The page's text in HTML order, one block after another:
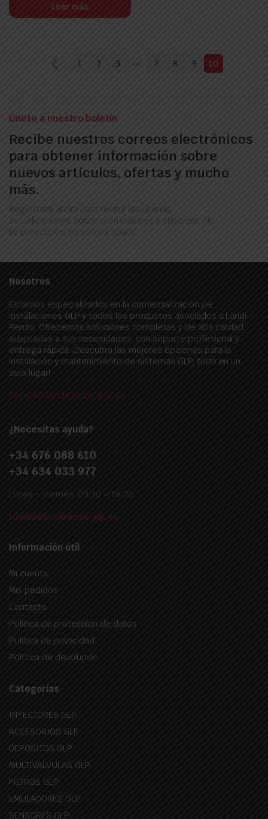
Leer más
1 2 3 … 7 8 9 10
Únete a nuestro boletín
Recibe nuestros correos electrónicos
para obtener información sobre
nuevos artículos, ofertas y mucho
más.
Regístrate ahora para recibir las últimas
actualizaciones sobre promociones y cupones. ¡No
te preocupes, no somos spam!
Nosotros
Estamos especializados en la comercialización de
instalaciones GLP y todos los productos asociados a Landi
Renzo. Ofrecemos soluciones completas y de alta calidad,
adaptadas a sus necesidades, con soporte profesional y
entrega rápida. ¡Descubra las mejores opciones para la
instalación y mantenimiento de sistemas GLP, todo en un
solo lugar!
tienda@landirenzo-glp.es
¿Necesitas ayuda?
+34 676 088 610
+34 634 033 977
Lunes – Viernes: 09:30 – 18:30
tienda@landirenzo-glp.es
Información útil
Mi cuenta
Mis pedidos
Contacto
Politica de proteccion de datos
Politica de privacidad
Política de devolución
Categorías
INYECTORES GLP
ACCESORIOS GLP
DEPOSITOS GLP
MULTIVALVULAS GLP
FILTROS GLP
EMULADORES GLP
SENSORES GLP